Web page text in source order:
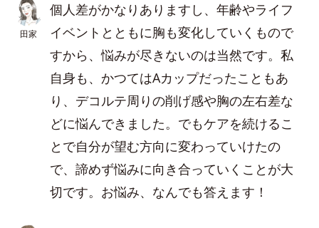
田家
個人差がかなりありますし、年齢やライフ
イベントとともに胸も変化していくもので
すから、悩みが尽きないのは当然です。私
自身も、かつてはAカップだったこともあ
り、デコルテ周りの削げ感や胸の左右差な
どに悩んできました。でもケアを続けるこ
とで自分が望む方向に変わっていけたの
で、諦めず悩みに向き合っていくことが大
切です。お悩み、なんでも答えます！